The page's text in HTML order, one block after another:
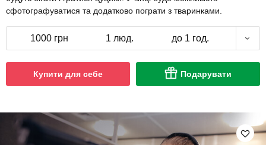
сфотографуватися та додатково пограти з тваринками.
1000 грн 1 люд. до 1 год.
Купити для себе Подарувати